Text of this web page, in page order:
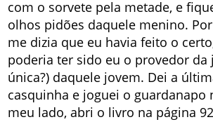
com o sorvete pela metade, e
olhos pidões daquele menino.
me dizia que eu havia feito o
poderia ter sido eu o provedor da
única?) daquele jovem. Dei a
casquinha e joguei o guardanapo
meu lado, abri o livro na página